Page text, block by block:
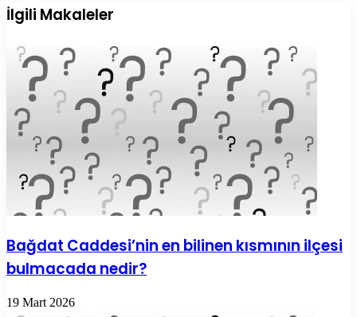
ile
paylaş
İlgili Makaleler
Bağdat Caddesi’nin en bilinen kısmının ilçesi
bulmacada nedir?
19 Mart 2026